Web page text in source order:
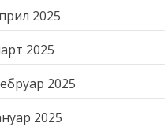
2025
2025
2025
2025